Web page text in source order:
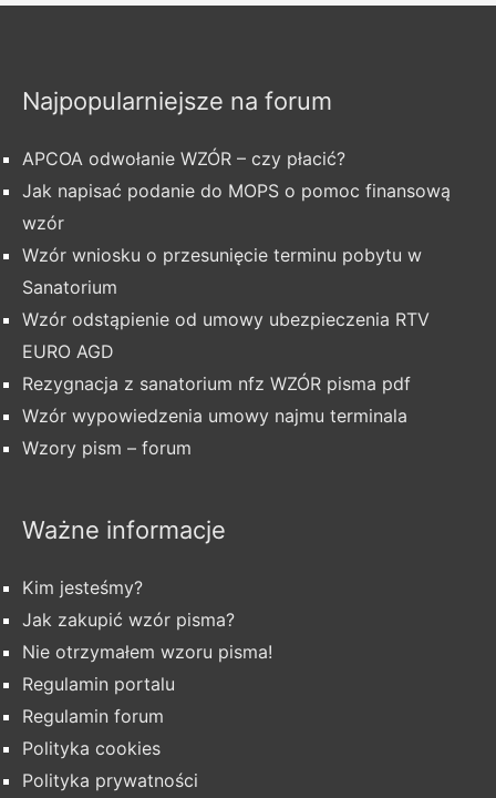
Najpopularniejsze na forum
APCOA odwołanie WZÓR – czy płacić?
Jak napisać podanie do MOPS o pomoc finansową
wzór
Wzór wniosku o przesunięcie terminu pobytu w
Sanatorium
Wzór odstąpienie od umowy ubezpieczenia RTV
EURO AGD
Rezygnacja z sanatorium nfz WZÓR pisma pdf
Wzór wypowiedzenia umowy najmu terminala
Wzory pism – forum
Ważne informacje
Kim jesteśmy?
Jak zakupić wzór pisma?
Nie otrzymałem wzoru pisma!
Regulamin portalu
Regulamin forum
Polityka cookies
Polityka prywatności